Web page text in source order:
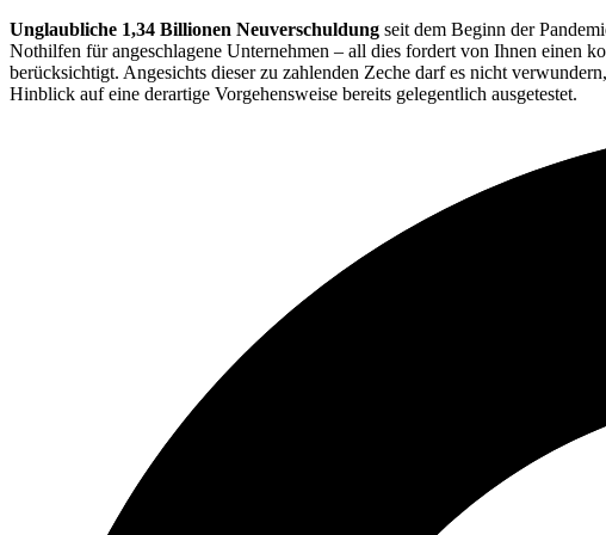
Unglaubliche 1,34 Billionen Neuverschuldung seit dem Beginn der
Nothilfen für angeschlagene Unternehmen – all dies fordert von Ihnen einen
berücksichtigt. Angesichts dieser zu zahlenden Zeche darf es nicht
Hinblick auf eine derartige Vorgehensweise bereits gelegentlich ausgetestet.